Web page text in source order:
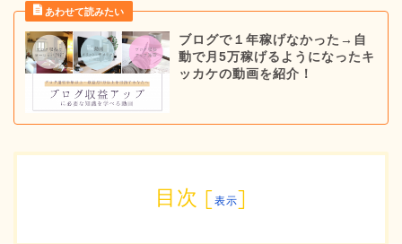
ブログで１年稼げなかった→自
動で月5万稼げるようになったキ
ッカケの動画を紹介！
目次 [表示]